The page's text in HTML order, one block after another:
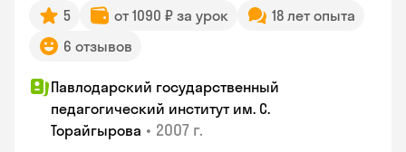
5 от 1090 ₽ за урок
18 лет опыта
6 отзывов
Павлодарский государственный
педагогический институт им. С.
Торайгырова • 2007 г.